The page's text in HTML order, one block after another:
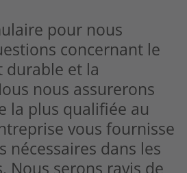
pour nous
concernant le
durable et la
nous assurerons
la plus qualifiée au
vous fournisse
nécessaires dans les
Nous serons ravis de